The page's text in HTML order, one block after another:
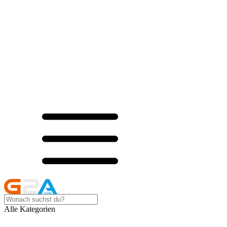
Alle Kategorien